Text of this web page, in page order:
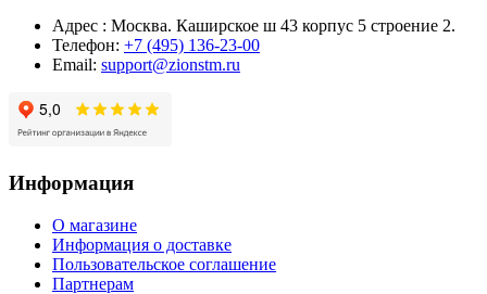
Адрес : Москва. Каширское ш 43 корпус 5 строение 2.
Телефон: +7 (495) 136-23-00
Email: support@zionstm.ru
Информация
О магазине
Информация о доставке
Пользовательское соглашение
Партнерам